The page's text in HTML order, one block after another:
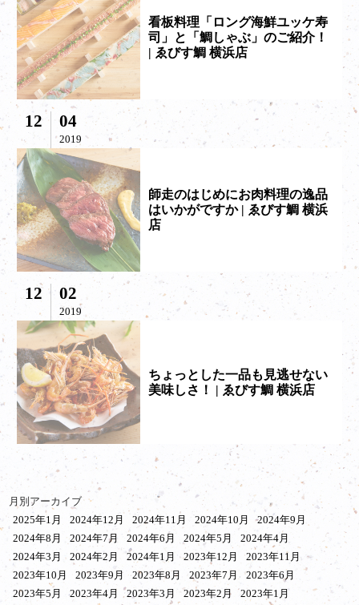
看板料理「ロング海鮮ユッケ寿
司」と「鯛しゃぶ」のご紹介！
| ゑびす鯛 横浜店
12 04
2019
師走のはじめにお肉料理の逸品
はいかがですか | ゑびす鯛 横浜
店
12 02
2019
ちょっとした一品も見逃せない
美味しさ！ | ゑびす鯛 横浜店
月別アーカイブ
2025年1月
2024年12月 2024年11月 2024年10月
2024年9月
2024年8月
2024年7月 2024年6月 2024年5月
2024年4月
2024年3月
2024年2月 2024年1月 2023年12月
2023年11月
2023年10月
2023年9月 2023年8月 2023年7月
2023年6月
2023年5月
2023年4月 2023年3月 2023年2月
2023年1月